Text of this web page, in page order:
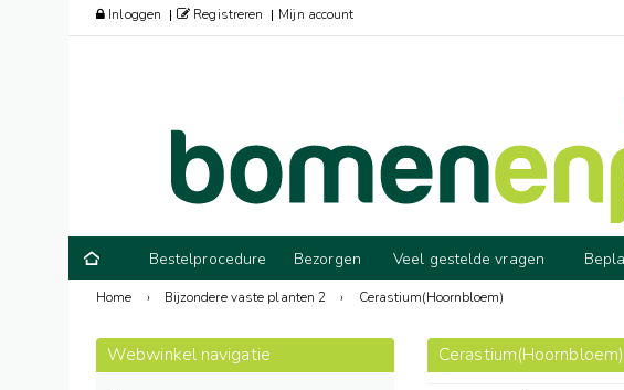
Inloggen Registreren Mijn account
Bestelprocedure Bezorgen Veel gestelde vragen
Home › Bijzondere vaste planten 2 › Cerastium(Hoornbloem)
Webwinkel navigatie Cerastium(Hoornbloem)